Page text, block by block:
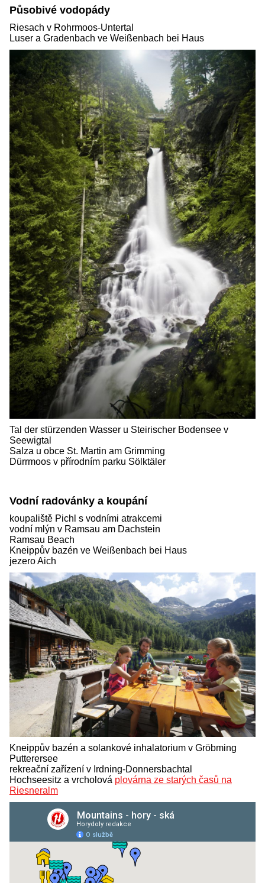
Působivé vodopády
Riesach v Rohrmoos-Untertal
Luser a Gradenbach ve Weißenbach bei Haus
Tal der stürzenden Wasser u Steirischer Bodensee v
Seewigtal
Salza u obce St. Martin am Grimming
Dürrmoos v přírodním parku Sölktäler
Vodní radovánky a koupání
koupaliště Pichl s vodními atrakcemi
vodní mlýn v Ramsau am Dachstein
Ramsau Beach
Kneippův bazén ve Weißenbach bei Haus
jezero Aich
Kneippův bazén a solankové inhalatorium v Gröbming
Putterersee
rekreační zařízení v Irdning-Donnersbachtal
Hochseesitz a vrcholová plovárna ze starých časů na
Riesneralm